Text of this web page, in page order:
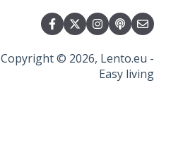
Copyright © 2026, Lento.eu -
Easy living